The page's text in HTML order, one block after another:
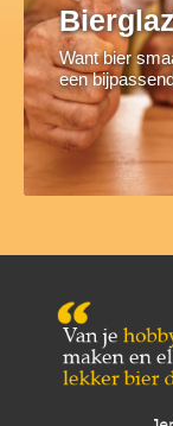
Want bier
een